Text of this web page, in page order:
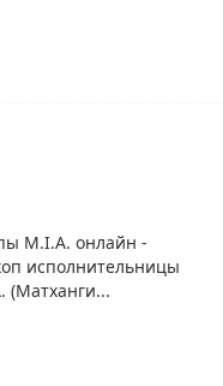
M.I.A. онлайн -
исполнительницы
(Матханги...